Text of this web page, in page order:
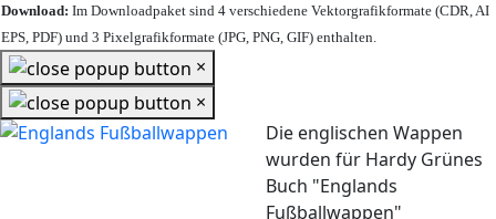
Download: Im Downloadpaket sind 4 verschiedene Vektorgrafikformate (CDR, AI
EPS, PDF) und 3 Pixelgrafikformate (JPG, PNG, GIF) enthalten.
×
×
Die englischen Wappen
wurden für Hardy Grünes
Buch "Englands
Fußballwappen"